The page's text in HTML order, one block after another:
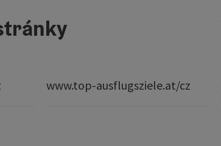
www.top-ausflugsziele.at/cz